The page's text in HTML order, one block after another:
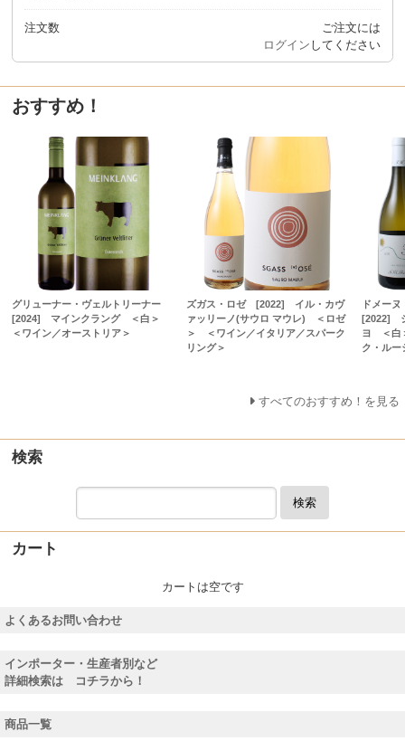
注文数
ご注文には
ログイン してください
おすすめ！
グリューナー・ヴェルトリーナー
[2024] マインクラング ＜白＞
＜ワイン／オーストリア＞
ズガス・ロゼ [2022] イル・カヴ
ァッリーノ(サウロ マウレ) ＜ロゼ
＞ ＜ワイン／イタリア／スパーク
リング＞
ドメー
[2022]
ヨ ＜白
ク・ルー
すべてのおすすめ！を見る
検索
検索
カート
カートは空です
よくあるお問い合わせ
インポーター・生産者別など
詳細検索は コチラから！
商品一覧